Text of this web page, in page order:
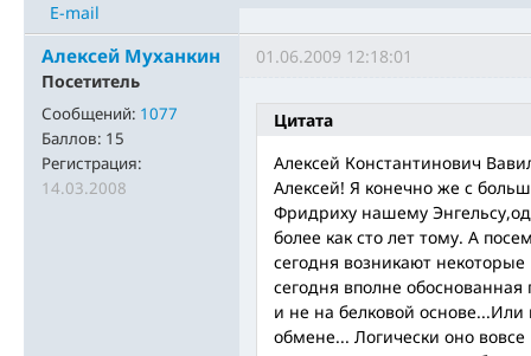
E-mail
Алексей Муханкин
Посетитель
Сообщений: 1077
Баллов: 15
Регистрация:
14.03.2008
01.06.2009 12:18:01
Цитата
Алексей Константинович
Алексей! Я конечно же с
Фридриху нашему
более как сто лет тому. А
сегодня возникают
сегодня вполне
и не на белковой
обмене... Логически оно